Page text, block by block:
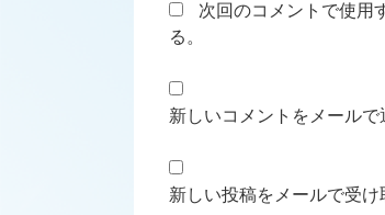
次回のコメントで使用
る。
新しいコメントをメールで
新しい投稿をメールで受け